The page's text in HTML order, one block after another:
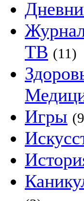
ТВ (11)
Игры